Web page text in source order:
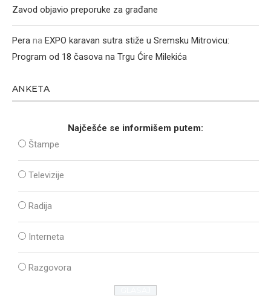
Zavod objavio preporuke za građane
Pera na EXPO karavan sutra stiže u Sremsku Mitrovicu:
Program od 18 časova na Trgu Ćire Milekića
ANKETA
Najčešće se informišem putem:
Štampe
Televizije
Radija
Interneta
Razgovora